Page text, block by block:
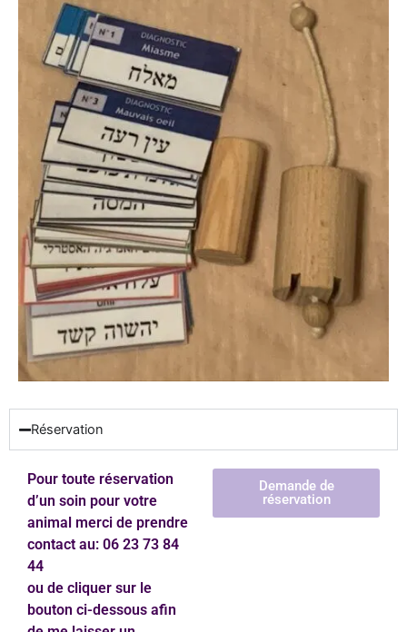
Réservation
Pour toute réservation
d’un soin pour votre
animal merci de prendre
contact au: 06 23 73 84
44
ou de cliquer sur le
bouton ci-dessous afin
Demande de
réservation